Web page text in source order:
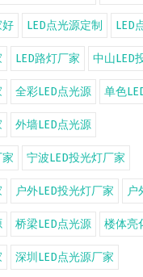
好 LED点光源定制 LED
LED路灯厂家 中山LED
全彩LED点光源 单色
外墙LED点光源
宁波LED投光灯厂家
户外LED投光灯厂家 户
桥梁LED点光源 楼体亮
深圳LED点光源厂家